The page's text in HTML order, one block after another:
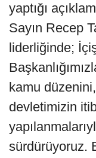
yaptığı
Sayın Recep
liderliğinde;
kamu
devletimizin
sürdürüyoruz.